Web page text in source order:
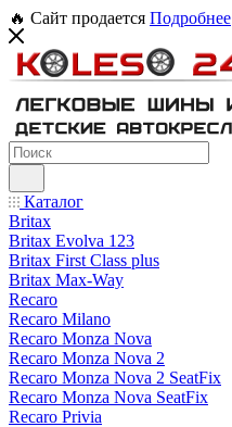
🔥 Сайт продается Подробнее
Каталог
Britax
Britax Evolva 123
Britax First Class plus
Britax Max-Way
Recaro
Recaro Milano
Recaro Monza Nova
Recaro Monza Nova 2
Recaro Monza Nova 2 SeatFix
Recaro Monza Nova SeatFix
Recaro Privia